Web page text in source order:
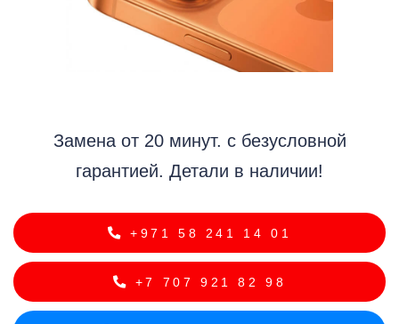
Замена от 20 минут. с безусловной
гарантией. Детали в наличии!
+971 58 241 14 01
+7 707 921 82 98